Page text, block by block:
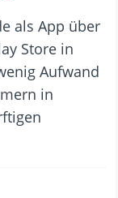
als App über
Store in
Aufwand
in